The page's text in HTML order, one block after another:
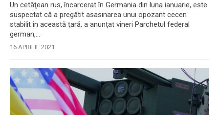
Un cetăţean rus, încarcerat în Germania din luna ianuarie, este
suspectat că a pregătit asasinarea unui opozant cecen
stabilit în această ţară, a anunţat vineri Parchetul federal
german,...
16 APRILIE 2021